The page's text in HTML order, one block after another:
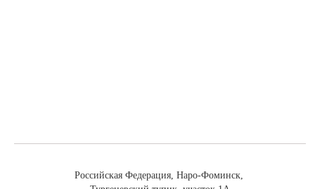
Российская Федерация, Наро-Фоминск,